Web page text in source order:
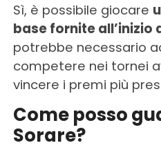
Sì, è possibile giocare
base fornite all’inizio
potrebbe necessario
competere nei tornei
vincere i premi più
Come posso
Sorare?